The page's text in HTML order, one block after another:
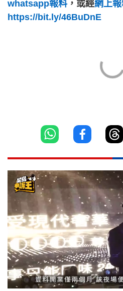
whatsapp報料，或經網上
https://bit.ly/46BuDnE
Unmute Loaded:
23.22%